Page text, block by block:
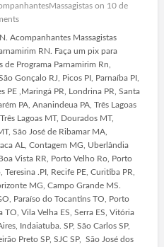
on 10 de
Acompanhantes Massagistas
RN. Faça um pix para
Programa Parnamirim Rn,
Gonçalo RJ, Picos PI, Parnaíba PI,
PE ,Maringá PR, Londrina PR, Santa
PA, Ananindeua PA, Três Lagoas
Lagoas MT, Dourados MT,
São José de Ribamar MA,
AL, Contagem MG, Uberlândia
Vista RR, Porto Velho Ro, Porto
.PI, Recife PE, Curitiba PR,
MG, Campo Grande MS.
Paraíso do Tocantins TO, Porto
Vila Velha ES, Serra ES, Vitória
Indaiatuba. SP, São Carlos SP,
Preto SP, SJC SP, São José dos